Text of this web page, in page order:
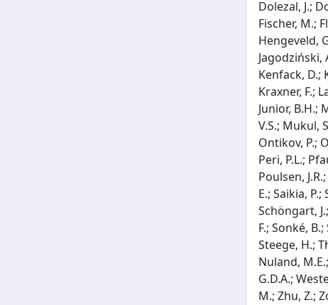
Dolezal, J.;
Fischer, M.;
Hengeveld,
Jagodziński,
Kenfack, D.;
Kraxner, F.;
Junior, B.H.;
V.S.; Mukul,
Ontikov, P.;
Peri, P.L.;
Poulsen,
E.; Saikia,
Schöngart,
F.; Sonké,
Steege, H.;
Nuland,
G.D.A.;
M.; Zhu, Z.;